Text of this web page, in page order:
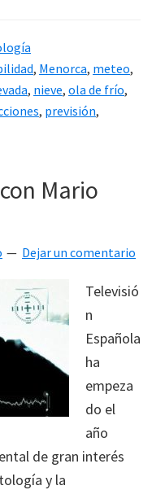
, Menorca, meteo,
, nieve, ola de frío,
, previsión,
Mario
Dejar un comentario
Televisió
n
Española
ha
empeza
do el
año
de gran interés
y la